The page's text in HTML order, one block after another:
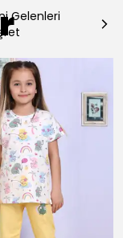
Gelenleri